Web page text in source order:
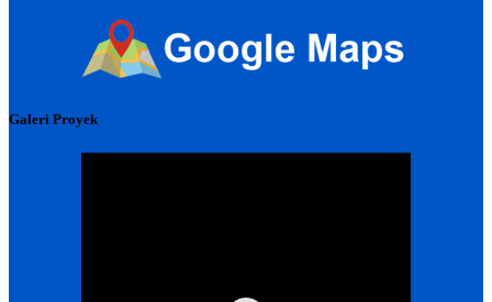
Galeri Proyek